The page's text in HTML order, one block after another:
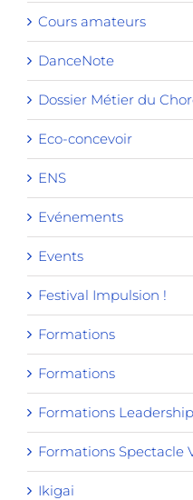
Cours amateurs
DanceNote
Dossier Métier du
Eco-concevoir
ENS
Evénements
Events
Festival Impulsion !
Formations
Formations
Formations Leadership
Formations Spectacle
Ikigai